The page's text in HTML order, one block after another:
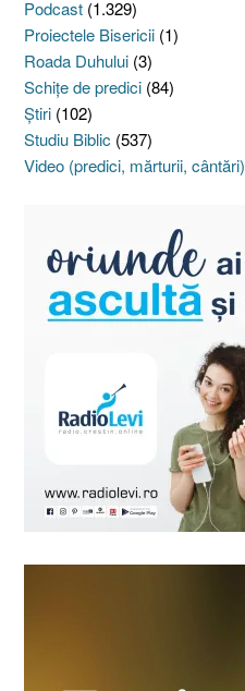
Podcast (1.329)
Proiectele Bisericii (1)
Roada Duhului (3)
Schiţe de predici (84)
Ştiri (102)
Studiu Biblic (537)
Video (predici, mărturii, cântări)